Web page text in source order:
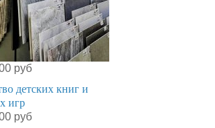
руб
детских книг и
игр
руб